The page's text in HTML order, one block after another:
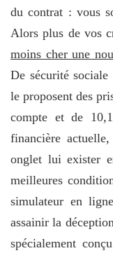
du contrat : vous
Alors plus de vos
moins cher une
De sécurité
le proposent des
compte et de
financière
onglet lui exister
meilleures
simulateur en
assainir la
spécialement